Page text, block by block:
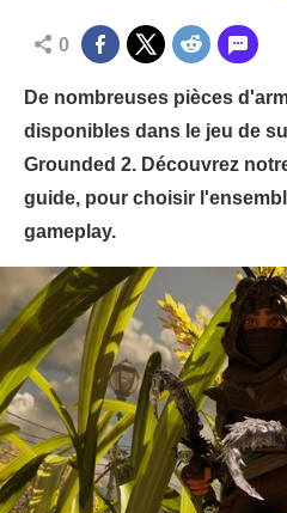
0
De nombreuses pièces
disponibles dans le jeu de
Grounded 2. Découvrez
guide, pour choisir
gameplay.